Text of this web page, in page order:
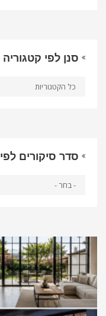
סנן לפי קטגוריה
סדר סיקורים לפי